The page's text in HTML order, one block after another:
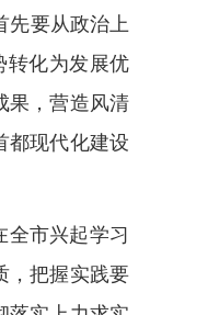
先要从政治上
转化为发展优
果，营造风清
都现代化建设
全市兴起学习
，把握实践要